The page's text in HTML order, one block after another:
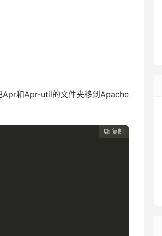
Apr和Apr-util的文件夹移到Apache
 复制